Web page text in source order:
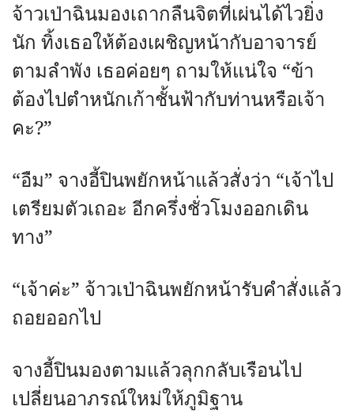
จ้าวเป่าฉินมองเถากลืนจิตที่เผ่นได้ไวยิ่ง
นัก ทิ้งเธอให้ต้องเผชิญหน้ากับอาจารย์
ตามลำพัง เธอค่อยๆ ถามให้แน่ใจ “ข้า
ต้องไปตำหนักเก้าชั้นฟ้ากับท่านหรือเจ้า
คะ?”
“อืม” จางอี้ปินพยักหน้าแล้วสั่งว่า “เจ้าไป
เตรียมตัวเถอะ อีกครึ่งชั่วโมงออกเดิน
ทาง”
“เจ้าค่ะ” จ้าวเป่าฉินพยักหน้ารับคำสั่งแล้ว
ถอยออกไป
จางอี้ปินมองตามแล้วลุกกลับเรือนไป
เปลี่ยนอาภรณ์ใหม่ให้ภูมิฐาน